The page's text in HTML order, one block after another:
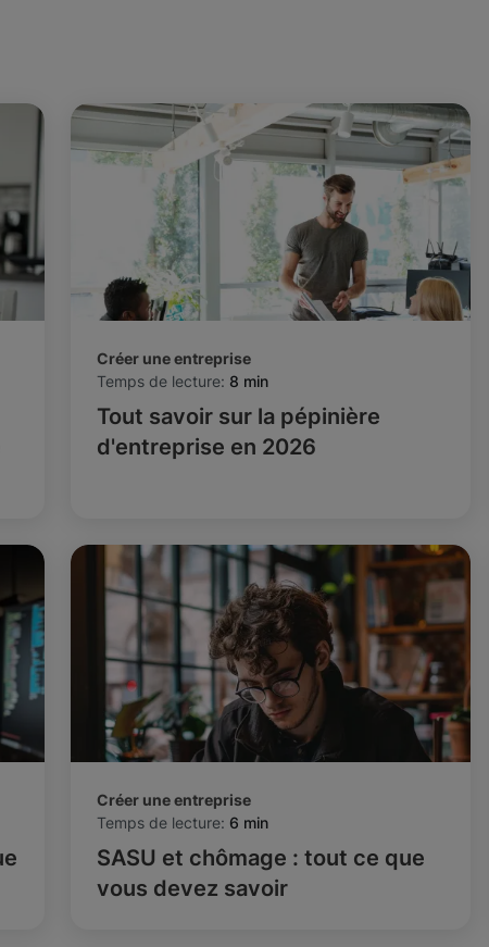
Créer une entreprise
Temps de lecture: 8 min
Tout savoir sur la pépinière
d'entreprise en 2026
Créer une entreprise
Temps de lecture: 6 min
SASU et chômage : tout ce que
vous devez savoir